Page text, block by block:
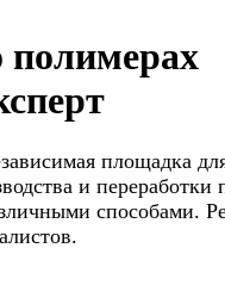
площадка
и переработки
способами.